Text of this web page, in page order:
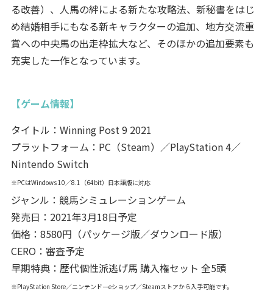
る改善）、人馬の絆による新たな攻略法、新秘書をはじ
め結婚相手にもなる新キャラクターの追加、地方交流重
賞への中央馬の出走枠拡大など、そのほかの追加要素も
充実した一作となっています。
【ゲーム情報】
タイトル：Winning Post 9 2021
プラットフォーム：PC（Steam）／PlayStation 4／
Nintendo Switch
※PCはWindows 10／8.1（64bit）日本語版に対応
ジャンル：競馬シミュレーションゲーム
発売日：2021年3月18日予定
価格：8580円（パッケージ版／ダウンロード版）
CERO：審査予定
早期特典：歴代個性派逃げ馬 購入権セット 全5頭
※PlayStation Store／ニンテンドーeショップ／Steamストアから入手可能です。